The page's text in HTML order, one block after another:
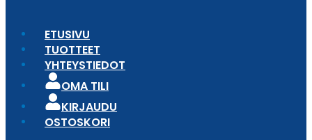
ETUSIVU
TUOTTEET
YHTEYSTIEDOT
OMA TILI
KIRJAUDU
OSTOSKORI